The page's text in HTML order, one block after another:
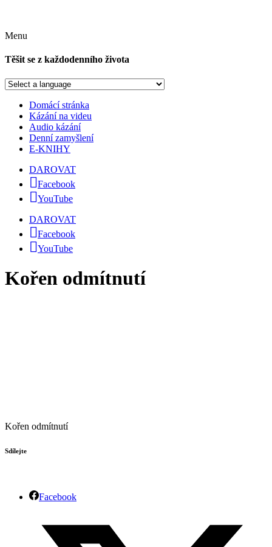
Menu
Těšit se z každodenního života
Domácí stránka
Kázání na videu
Audio kázání
Denní zamyšlení
E-KNIHY
DAROVAT
Facebook
YouTube
DAROVAT
Facebook
YouTube
Kořen odmítnutí
Kořen odmítnutí
Sdílejte
Facebook